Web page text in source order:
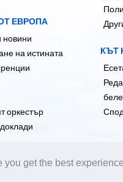
ЕВРОПА
новини
на истината
оркестър
КЪТ
get the best